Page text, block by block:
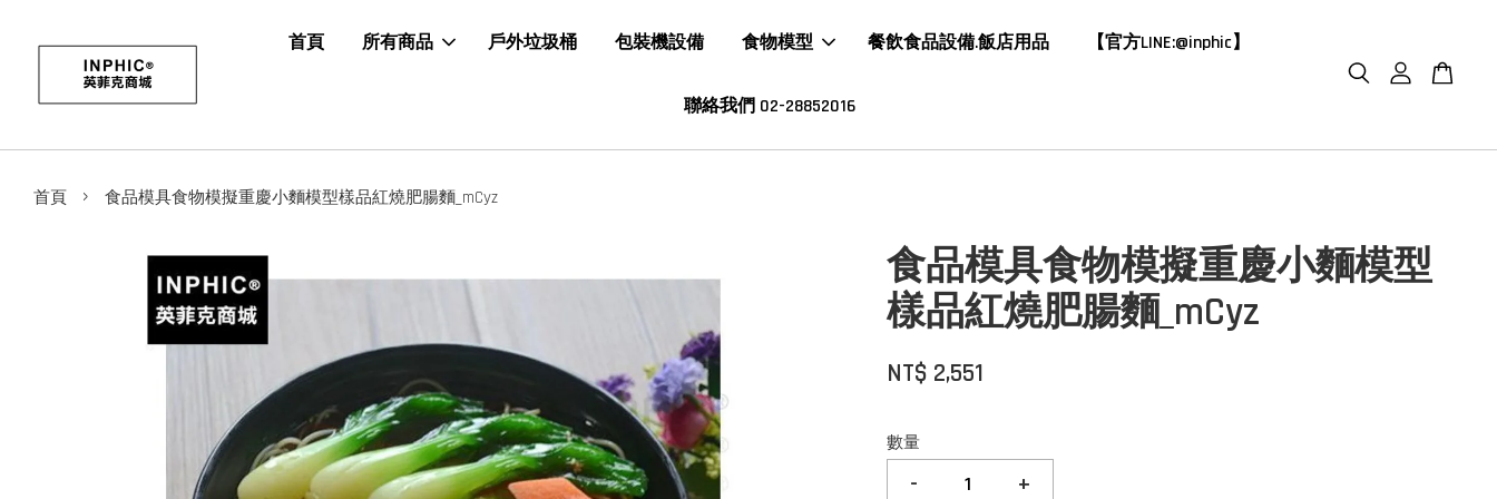
首頁 所有商品 戶外垃圾桶 包裝機設備 食物模型 餐飲食品設備.飯店用品 【官方LINE:@inphic】
聯絡我們 02-28852016
首頁 › 食品模具食物模擬重慶小麵模型樣品紅燒肥腸麵_mCyz
食品模具食物模擬重慶小麵模型
樣品紅燒肥腸麵_mCyz
NT$ 2,551
數量
- +